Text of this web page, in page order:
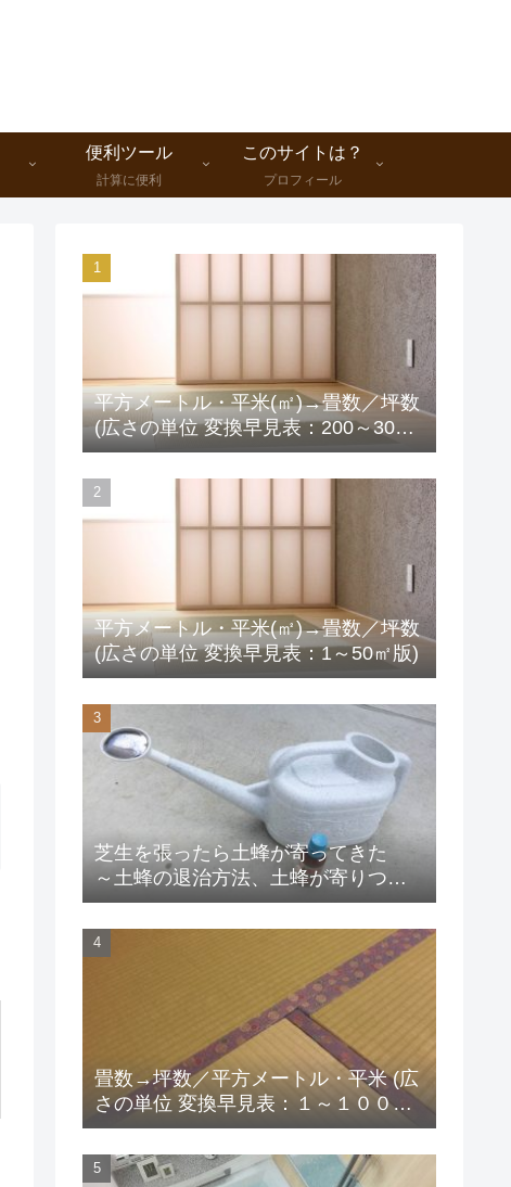
便利ツール
計算に便利
このサイトは？
プロフィール
平方メートル・平米(㎡)→畳数／坪数
(広さの単位 変換早見表：200～300
㎡版)
平方メートル・平米(㎡)→畳数／坪数
(広さの単位 変換早見表：1～50㎡版)
芝生を張ったら土蜂が寄ってきた
～土蜂の退治方法、土蜂が寄りつか
ない方法は？
畳数→坪数／平方メートル・平米 (広
さの単位 変換早見表：１～１００畳
版）